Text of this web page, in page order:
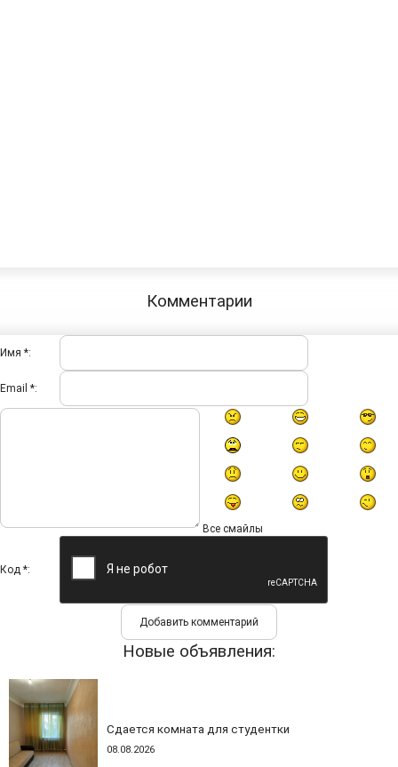
Комментарии
Имя *:
Email *:
Все смайлы
Код *:
Новые объявления:
Сдается комната для студентки
08.08.2026